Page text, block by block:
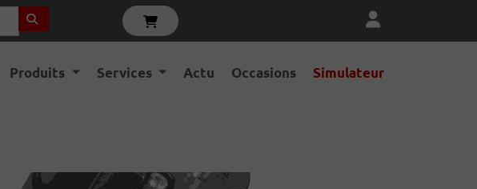
Produits Services Actu Occasions Simulateur